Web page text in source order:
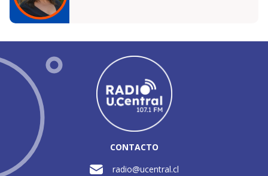
CONTACTO
radio@ucentral.cl